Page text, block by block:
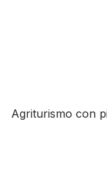
Agriturismo con